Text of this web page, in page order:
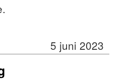
5 juni 2023